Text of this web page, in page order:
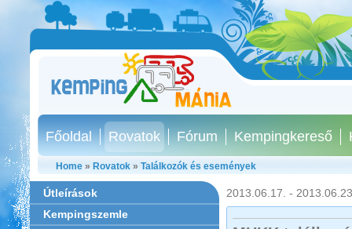
Főoldal Rovatok Fórum Kempingkereső
Home » Rovatok » Találkozók és események
Útleírások
Kempingszemle
2013.06.17. -